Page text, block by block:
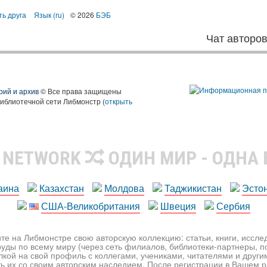
друга Язык (ru) © 2026 БЭБ
Чат
и архив© Все права защищены
сети Либмонстр (открыть
ОДИН МИР - ОДНА
Казахстан Молдова Таджикистан
США-Великобритания
Швеция Сербия
на Либмонстре свою авторскую коллекцию: статьи, книги,
по всему миру (через сеть филиалов, библиотеки-партнеры,
на свой профиль с коллегами, учениками, читателями и
их со своим авторским наследием. После регистрации в Вашем